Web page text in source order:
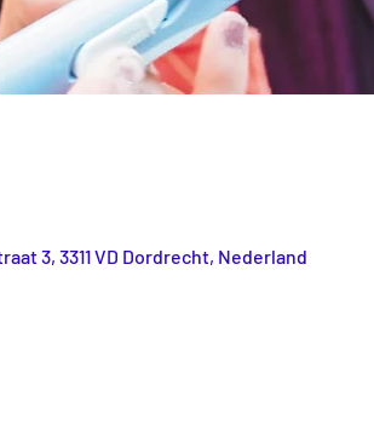
3, 3311 VD Dordrecht, Nederland